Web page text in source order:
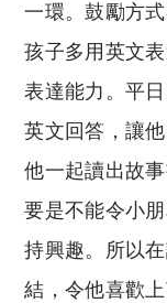
一環。鼓勵方
孩子多用英文
表達能力。平
英文回答，讓
他一起讀出故
要是不能令小
持興趣。所以
結，令他喜歡上